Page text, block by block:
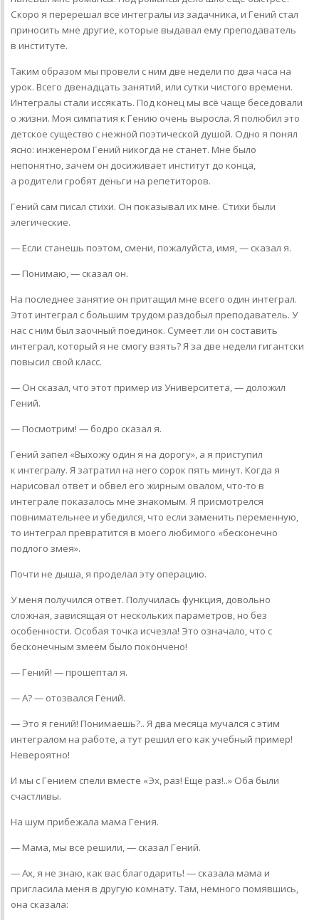
Скоро я перерешал все интегралы из задачника, и Гений стал
приносить мне другие, которые выдавал ему преподаватель
в институте.
Таким образом мы провели с ним две недели по два часа на
урок. Всего двенадцать занятий, или сутки чистого времени.
Интегралы стали иссякать. Под конец мы всё чаще беседовали
о жизни. Моя симпатия к Гению очень выросла. Я полюбил это
детское существо с нежной поэтической душой. Одно я понял
ясно: инженером Гений никогда не станет. Мне было
непонятно, зачем он досиживает институт до конца,
а родители гробят деньги на репетиторов.
Гений сам писал стихи. Он показывал их мне. Стихи были
элегические.
— Если станешь поэтом, смени, пожалуйста, имя, — сказал я.
— Понимаю, — сказал он.
На последнее занятие он притащил мне всего один интеграл.
Этот интеграл с большим трудом раздобыл преподаватель. У
нас с ним был заочный поединок. Сумеет ли он составить
интеграл, который я не смогу взять? Я за две недели гигантски
повысил свой класс.
— Он сказал, что этот пример из Университета, — доложил
Гений.
— Посмотрим! — бодро сказал я.
Гений запел «Выхожу один я на дорогу», а я приступил
к интегралу. Я затратил на него сорок пять минут. Когда я
нарисовал ответ и обвел его жирным овалом, что-то в
интеграле показалось мне знакомым. Я присмотрелся
повнимательнее и убедился, что если заменить переменную,
то интеграл превратится в моего любимого «бесконечно
подлого змея».
Почти не дыша, я проделал эту операцию.
У меня получился ответ. Получилась функция, довольно
сложная, зависящая от нескольких параметров, но без
особенности. Особая точка исчезла! Это означало, что с
бесконечным змеем было покончено!
— Гений! — прошептал я.
— А? — отозвался Гений.
— Это я гений! Понимаешь?.. Я два месяца мучался с этим
интегралом на работе, а тут решил его как учебный пример!
Невероятно!
И мы с Гением спели вместе «Эх, раз! Еще раз!..» Оба были
счастливы.
На шум прибежала мама Гения.
— Мама, мы все решили, — сказал Гений.
— Ах, я не знаю, как вас благодарить! — сказала мама и
пригласила меня в другую комнату. Там, немного помявшись,
она сказала: